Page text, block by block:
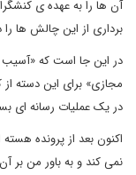
آن ها را به عهده ی
برداری از این چالش ها
در این جا است که
مجازی» برای این دسته
در یک عملیات رسانه ای
اکنون بعد از پرونده هسته
نمی کند و به باور من بر